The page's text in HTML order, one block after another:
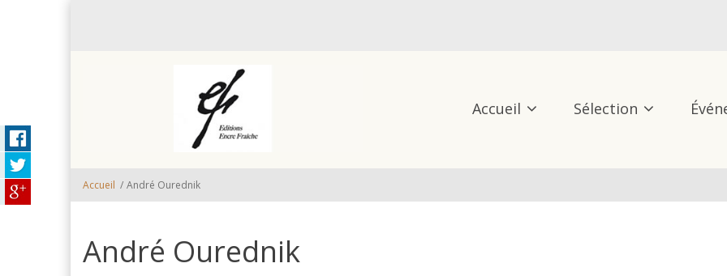
Accueil Sélection
Accueil / André Ourednik
André Ourednik